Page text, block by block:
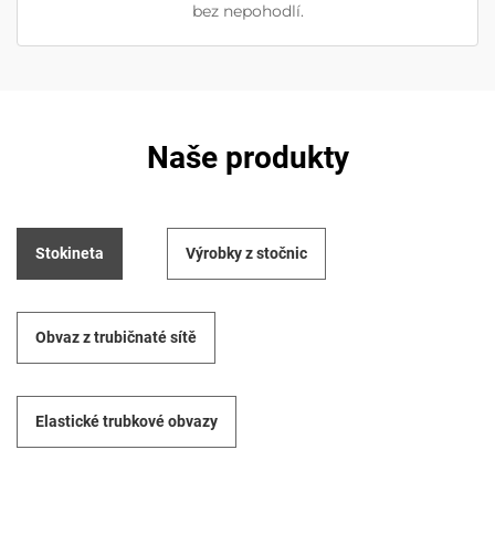
bez nepohodlí.
Naše produkty
Stokineta Výrobky z stočnic
Obvaz z trubičnaté sítě
Elastické trubkové obvazy